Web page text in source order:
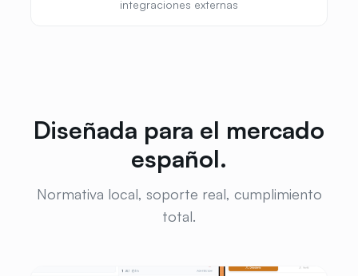
integraciones externas
Diseñada para el mercado
español.
Normativa local, soporte real, cumplimiento
total.